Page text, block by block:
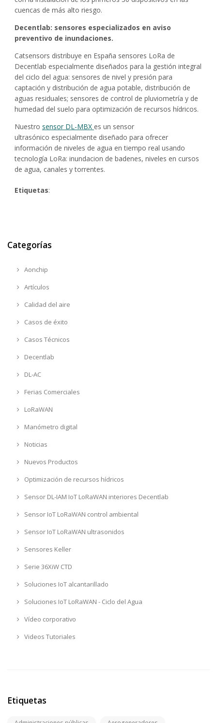
cuencas de más alto riesgo.
Decentlab: sensores especializados en aviso
preventivo de inundaciones.
Catsensors distribuye en España sensores LoRa de
Decentlab especialmente diseñados para la gestión integral
del ciclo del agua: sensores de nivel y presión para
captación y distribución de agua potable, distribución de
aguas residuales; sensores de control de pluviometría y de
humedad del suelo para optimización de recursos hídricos.
Nuestro sensor DL-MBX es un sensor
ultrasónico especialmente diseñado para ofrecer
información de niveles de agua en tiempo real usando
tecnología LoRa: inundacion de badenes, niveles en cursos
de agua, canales y torrentes.
Etiquetas:
Categorías
Aonchip
Artículos
Calidad del aire
Casos de éxito
Casos Técnicos
Decentlab
DL-AC
Ferias Comerciales
LoRaWAN
Manómetro digital
Noticias
Nuevos Productos
Optimización de recursos hídricos
Sensor DL-IAM IoT LoRaWAN interiores Decentlab
Sensor IoT LoRaWAN control ambiental
Sensor IoT LoRaWAN ultrasonidos
Sensores Keller
Serie 36XiW CTD
Soluciones IoT alcantarillado
Soluciones IoT LoRaWAN - Ciclo del Agua
Vídeo corporativo
Videos Tutoriales
Etiquetas